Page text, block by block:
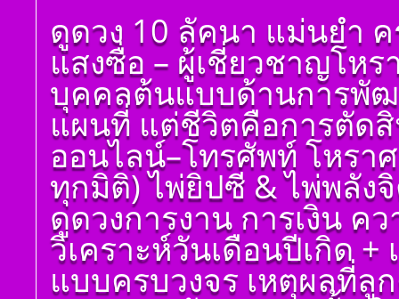
แข็งแก้ไขข้อบกพร่อง
ในพื้นดวงชาตา
ตั้งชื่อมงคลคนเกิดวัน
พุธ ตั้งชื่อดี เป็นมงคล
ชื่อมงคล ตั้งชื่อ เลข
ศาสตร์ มหาทักษา พลัง
ดาวพระเคราะห์ ตั้ง
ดวงถอดดาวด้วยโหรา
ศาตร์ ๑๐ ลัคนา ออกมา
เป็นจุดอ่อนจุดแข็ง
แก้ไขข้อบกพร่องในพื้น
ดวงชาตา
ตั้งชื่อมงคลคนเกิดวัน
พฤหัสบดี ตั้งชื่อดี เป็น
มงคล ชื่อมงคล ตั้งชื่อ
เลขศาสตร์ มหาทักษา
ดูดวง 10 ลัคนา แม่นยำ
แสงซื่อ – ผู้เชี่ยวชาญโห
บุคคลต้นแบบด้านการพัฒ
แผนที่ แต่ชีวิตคือการตัด
ออนไลน์–โทรศัพท์ โหรา
ทุกมิติ) ไพ่ยิปซี & ไพ่พลัง
ดูดวงการงาน การเงิน ค
วิเคราะห์วันเดือนปีเกิด
แบบครบวงจร เหตุผลที่ลู